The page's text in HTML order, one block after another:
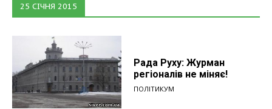
25 СІЧНЯ 2015
Рада Руху: Журман
регіоналів не міняє!
ПОЛІТИКУМ